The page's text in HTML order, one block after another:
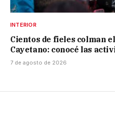
INTERIOR
Cientos de fieles colman
Cayetano: conocé las
7 de agosto de 2026